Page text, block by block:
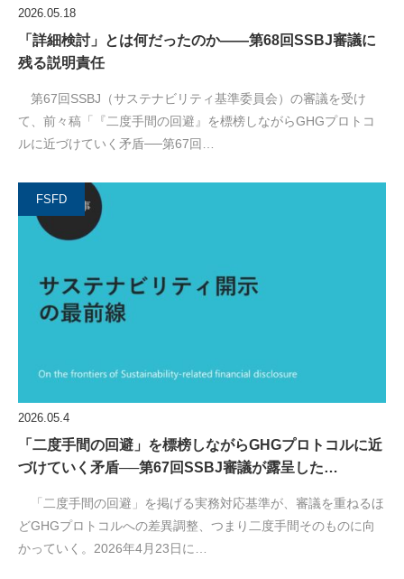
2026.05.18
「詳細検討」とは何だったのか——第68回SSBJ審議に
残る説明責任
第67回SSBJ（サステナビリティ基準委員会）の審議を受け
て、前々稿「『二度手間の回避』を標榜しながらGHGプロトコ
ルに近づけていく矛盾──第67回…
FSFD
2026.05.4
「二度手間の回避」を標榜しながらGHGプロトコルに近
づけていく矛盾──第67回SSBJ審議が露呈した…
「二度手間の回避」を掲げる実務対応基準が、審議を重ねるほ
どGHGプロトコルへの差異調整、つまり二度手間そのものに向
かっていく。2026年4月23日に…